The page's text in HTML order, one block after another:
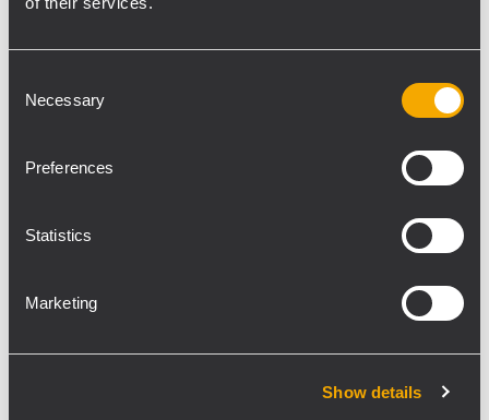
Selection
Necessary
Preferences
Statistics
Marketing
Show details
Gioa Molinari sagte: „Wir haben bewusst
gewählt, der den Leser innehalten lässt – als
die Titelseite einer Zeitschrift gesehen. Dies
traditionellen Hersteller von Lautsprechern
sehen, sicherlich erschüttern.“ Doch unter
seriöse Botschaft eines Unternehmens mit
jedes einzelne der entsprechenden